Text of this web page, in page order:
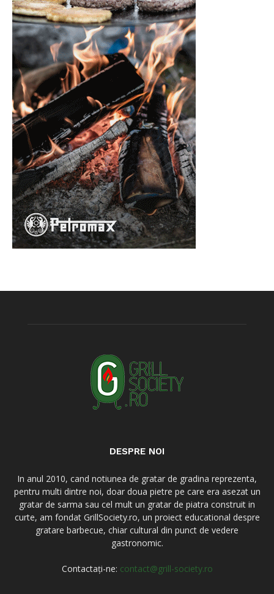
DESPRE NOI
In anul 2010, cand notiunea de gratar de gradina reprezenta,
pentru multi dintre noi, doar doua pietre pe care era asezat un
gratar de sarma sau cel mult un gratar de piatra construit in
curte, am fondat GrillSociety.ro, un proiect educational despre
gratare barbecue, chiar cultural din punct de vedere
gastronomic.
Contactați-ne: contact@grill-society.ro